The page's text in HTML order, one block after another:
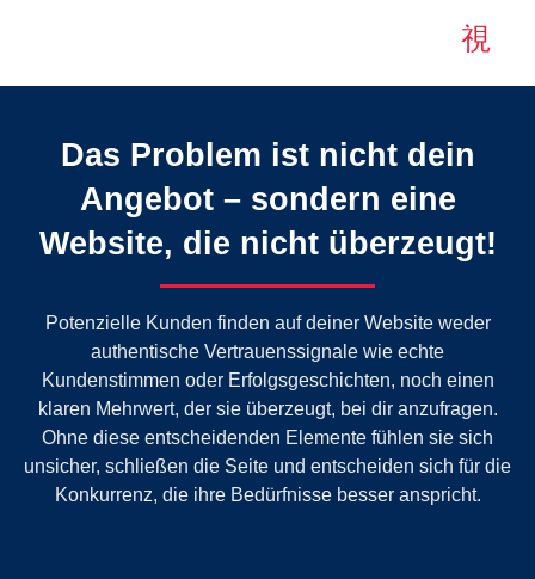
Das Problem ist nicht dein
Angebot – sondern eine
Website, die nicht überzeugt!
Potenzielle Kunden finden auf deiner Website weder
authentische Vertrauenssignale wie echte
Kundenstimmen oder Erfolgsgeschichten, noch einen
klaren Mehrwert, der sie überzeugt, bei dir anzufragen.
Ohne diese entscheidenden Elemente fühlen sie sich
unsicher, schließen die Seite und entscheiden sich für die
Konkurrenz, die ihre Bedürfnisse besser anspricht.